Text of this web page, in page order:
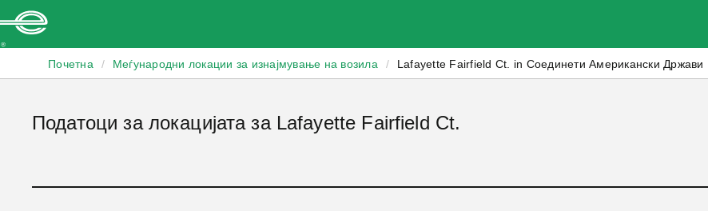
Почетна / Меѓународни локации за изнајмување на возила / Lafayette Fairfield Ct. in Соединети Американски Држави
Податоци за локацијата за Lafayette Fairfield Ct.